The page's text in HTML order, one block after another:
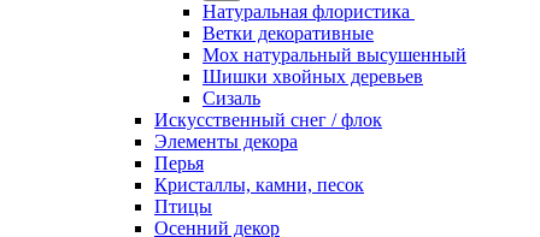
Натуральная флористика
Ветки декоративные
Мох натуральный высушенный
Шишки хвойных деревьев
Сизаль
Искусственный снег / флок
Элементы декора
Перья
Кристаллы, камни, песок
Птицы
Осенний декор